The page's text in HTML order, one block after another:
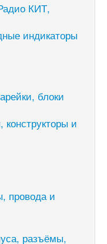
КИТ,
индикаторы
блоки
и
провода и
разъёмы,